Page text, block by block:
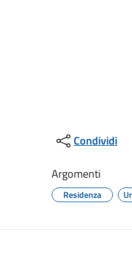
Condividi
Argomenti
Residenza